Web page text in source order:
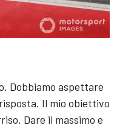
Dobbiamo aspettare
Il mio obiettivo
Dare il massimo e